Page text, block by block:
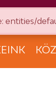
entities/